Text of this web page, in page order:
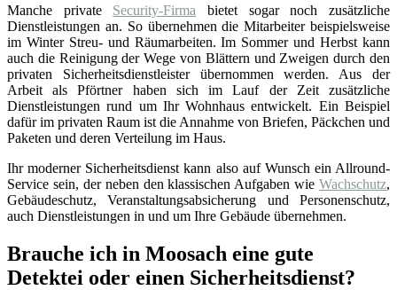
Manche private Security-Firma bietet sogar noch zusätzliche
Dienstleistungen an. So übernehmen die Mitarbeiter beispielsweise
im Winter Streu- und Räumarbeiten. Im Sommer und Herbst kann
auch die Reinigung der Wege von Blättern und Zweigen durch den
privaten Sicherheitsdienstleister übernommen werden. Aus der
Arbeit als Pförtner haben sich im Lauf der Zeit zusätzliche
Dienstleistungen rund um Ihr Wohnhaus entwickelt. Ein Beispiel
dafür im privaten Raum ist die Annahme von Briefen, Päckchen und
Paketen und deren Verteilung im Haus.
Ihr moderner Sicherheitsdienst kann also auf Wunsch ein Allround-
Service sein, der neben den klassischen Aufgaben wie Wachschutz,
Gebäudeschutz, Veranstaltungsabsicherung und Personenschutz,
auch Dienstleistungen in und um Ihre Gebäude übernehmen.
Brauche ich in Moosach eine gute
Detektei oder einen Sicherheitsdienst?